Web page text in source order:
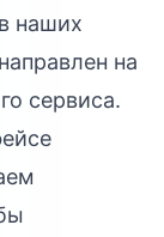
наших
на
сервиса.